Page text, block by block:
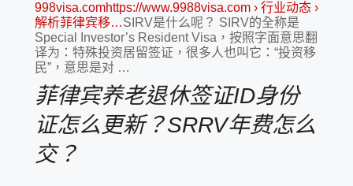
998visa.comhttps://www.9988visa.com › 行业动态 ›
解析菲律宾移…SIRV是什么呢？ SIRV的全称是
Special Investor’s Resident Visa，按照字面意思翻
译为：特殊投资居留签证，很多人也叫它：“投资移
民”，意思是对 …
菲律宾养老退休签证ID身份
证怎么更新？SRRV年费怎么
交？